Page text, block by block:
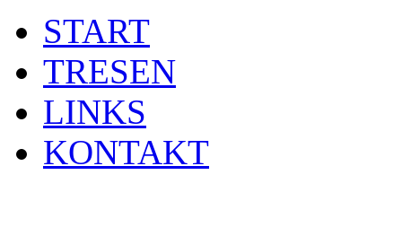
START
TRESEN
LINKS
KONTAKT